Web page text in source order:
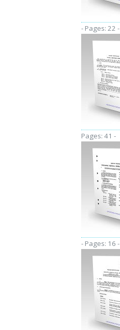
- Pages: 22 -
Pages: 41 -
- Pages: 16 -